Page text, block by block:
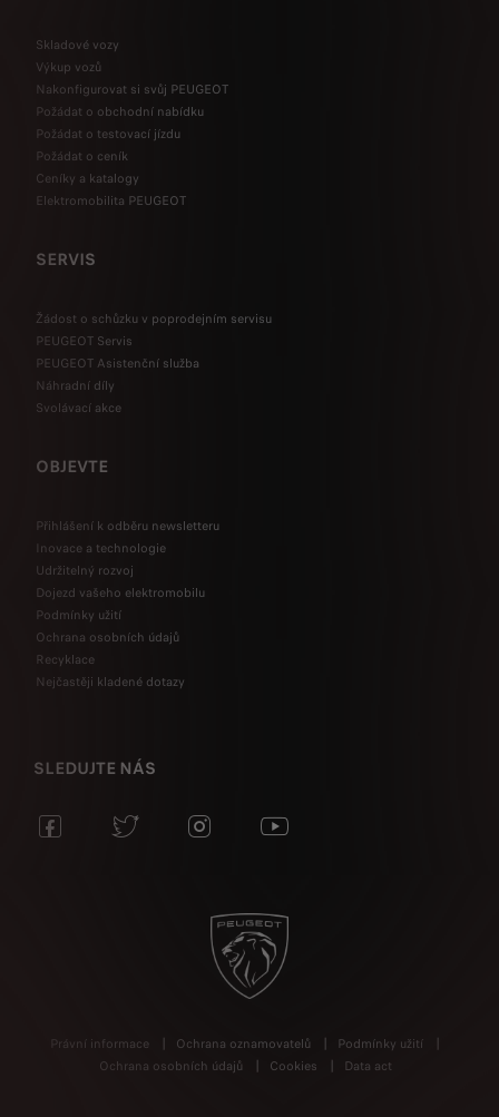
Skladové vozy
Výkup vozů
Nakonfigurovat si svůj PEUGEOT
Požádat o obchodní nabídku
Požádat o testovací jízdu
Požádat o ceník
Ceníky a katalogy
Elektromobilita PEUGEOT
SERVIS
Žádost o schůzku v poprodejním servisu
PEUGEOT Servis
PEUGEOT Asistenční služba
Náhradní díly
Svolávací akce
OBJEVTE
Přihlášení k odběru newsletteru
Inovace a technologie
Udržitelný rozvoj
Dojezd vašeho elektromobilu
Podmínky užití
Ochrana osobních údajů
Recyklace
Nejčastěji kladené dotazy
SLEDUJTE NÁS
Právní informace Ochrana oznamovatelů
Podmínky užití
Ochrana osobních údajů
Cookies Data act